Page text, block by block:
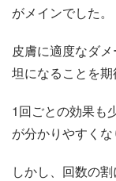
がメインでした。
皮膚に適度なダ
坦になることを期
1回ごとの効果も
が分かりやすくな
しかし、回数の